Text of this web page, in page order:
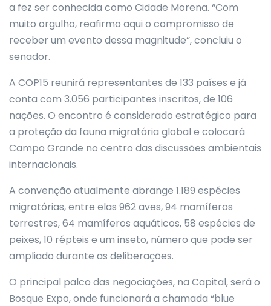
a fez ser conhecida como Cidade Morena. “Com
muito orgulho, reafirmo aqui o compromisso de
receber um evento dessa magnitude”, concluiu o
senador.
A COP15 reunirá representantes de 133 países e já
conta com 3.056 participantes inscritos, de 106
nações. O encontro é considerado estratégico para
a proteção da fauna migratória global e colocará
Campo Grande no centro das discussões ambientais
internacionais.
A convenção atualmente abrange 1.189 espécies
migratórias, entre elas 962 aves, 94 mamíferos
terrestres, 64 mamíferos aquáticos, 58 espécies de
peixes, 10 répteis e um inseto, número que pode ser
ampliado durante as deliberações.
O principal palco das negociações, na Capital, será o
Bosque Expo, onde funcionará a chamada “blue